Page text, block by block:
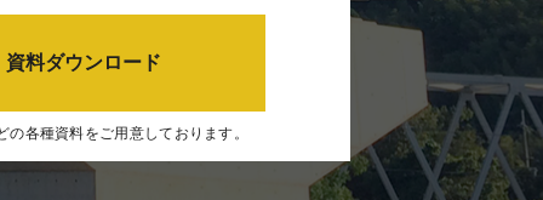
資料ダウンロード
の各種資料をご用意しております。